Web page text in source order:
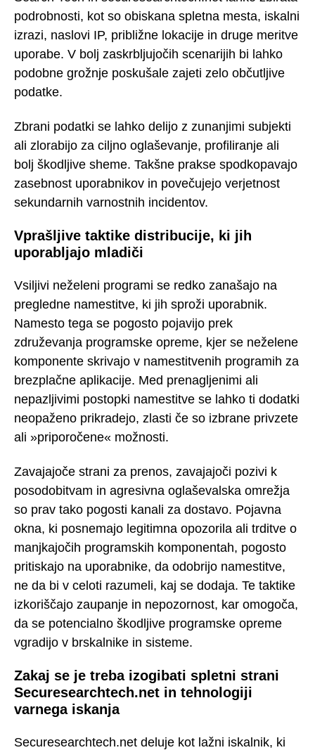
podrobnosti, kot so obiskana spletna mesta, iskalni
izrazi, naslovi IP, približne lokacije in druge meritve
uporabe. V bolj zaskrbljujočih scenarijih bi lahko
podobne grožnje poskušale zajeti zelo občutljive
podatke.
Zbrani podatki se lahko delijo z zunanjimi subjekti
ali zlorabijo za ciljno oglaševanje, profiliranje ali
bolj škodljive sheme. Takšne prakse spodkopavajo
zasebnost uporabnikov in povečujejo verjetnost
sekundarnih varnostnih incidentov.
Vprašljive taktike distribucije, ki jih
uporabljajo mladiči
Vsiljivi neželeni programi se redko zanašajo na
pregledne namestitve, ki jih sproži uporabnik.
Namesto tega se pogosto pojavijo prek
združevanja programske opreme, kjer se neželene
komponente skrivajo v namestitvenih programih za
brezplačne aplikacije. Med prenagljenimi ali
nepazljivimi postopki namestitve se lahko ti dodatki
neopaženo prikradejo, zlasti če so izbrane privzete
ali »priporočene« možnosti.
Zavajajoče strani za prenos, zavajajoči pozivi k
posodobitvam in agresivna oglaševalska omrežja
so prav tako pogosti kanali za dostavo. Pojavna
okna, ki posnemajo legitimna opozorila ali trditve o
manjkajočih programskih komponentah, pogosto
pritiskajo na uporabnike, da odobrijo namestitve,
ne da bi v celoti razumeli, kaj se dodaja. Te taktike
izkoriščajo zaupanje in nepozornost, kar omogoča,
da se potencialno škodljive programske opreme
vgradijo v brskalnike in sisteme.
Zakaj se je treba izogibati spletni strani
Securesearchtech.net in tehnologiji
varnega iskanja
Securesearchtech.net deluje kot lažni iskalnik, ki